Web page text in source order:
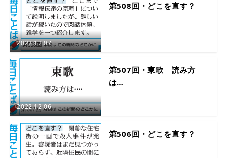
2022.12.07
第508回・どこを直す？
2022.12.06
第507回・東歌 読み方
は…
第506回・どこを直す？